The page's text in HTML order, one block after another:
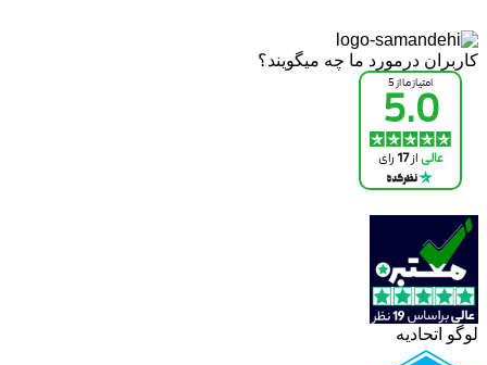
کاربران درمورد ما چه میگویند؟
لوگو اتحادیه